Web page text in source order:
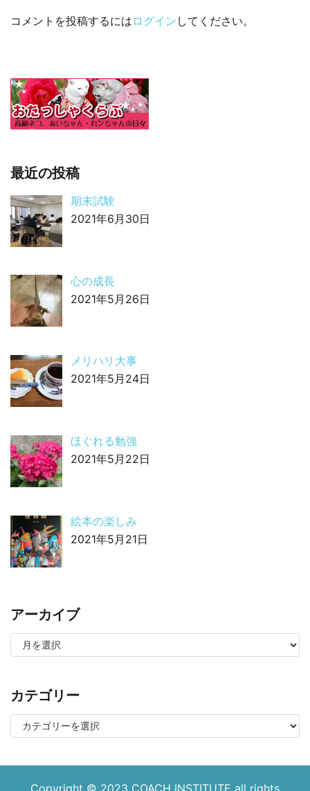
コメントを投稿するには ログイン してください。
最近の投稿
期末試験
2021年6月30日
心の成長
2021年5月26日
メリハリ大事
2021年5月24日
ほぐれる勉強
2021年5月22日
絵本の楽しみ
2021年5月21日
アーカイブ
カテゴリー
Copyright © 2023 COACH INSTITUTE all rights